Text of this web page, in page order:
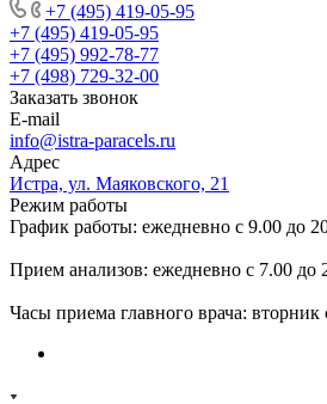
+7 (495) 419-05-95
+7 (495) 419-05-95
+7 (495) 992-78-77
+7 (498) 729-32-00
Заказать звонок
E-mail
info@istra-paracels.ru
Адрес
Истра, ул. Маяковского, 21
Режим работы
График работы: ежедневно с 9.00 до
Прием анализов: ежедневно с 7.00 до
Часы приема главного врача: вторник